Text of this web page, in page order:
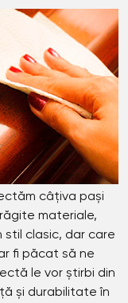
câțiva pași
materiale,
stil clasic, dar care
fi păcat să ne
le vor știrbi din
și durabilitate în